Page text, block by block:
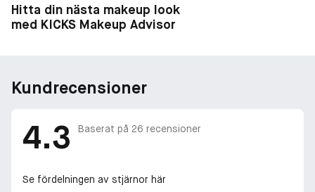
Hitta din nästa makeup look
med KICKS Makeup Advisor
Kundrecensioner
4.3 Baserat på 26 recensioner
Se fördelningen av stjärnor här